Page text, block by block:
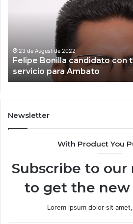
para
Ambato
23 de August de 2022
Felipe Bonilla candidato con
servicio para Ambato
Newsletter
With Product You
Subscribe to
to get the new
Lorem ipsum dolor sit